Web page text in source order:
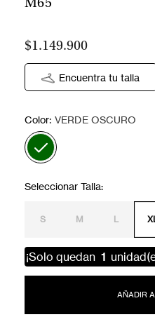
M65
$1.149.900
Encuentra tu talla
Color: VERDE OSCURO
S M L
¡Solo quedan 1
AÑADIR